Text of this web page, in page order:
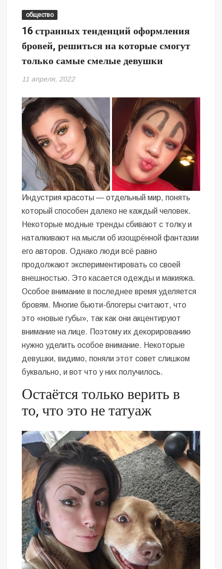
общество
16 странных тенденций оформления
бровей, решиться на которые смогут
только самые смелые девушки
11 апреля, 2022
Индустрия красоты — отдельный мир, понять
который способен далеко не каждый человек.
Некоторые модные тренды сбивают с толку и
наталкивают на мысли об изощрённой фантазии
его авторов. Однако люди всё равно
продолжают экспериментировать со своей
внешностью. Это касается одежды и макияжа.
Особое внимание в последнее время уделяется
бровям. Многие бьюти-блогеры считают, что
это «новые губы», так как они акцентируют
внимание на лице. Поэтому их декорированию
нужно уделить особое внимание. Некоторые
девушки, видимо, поняли этот совет слишком
буквально, и вот что у них получилось.
Остаётся только верить в
то, что это не татуаж